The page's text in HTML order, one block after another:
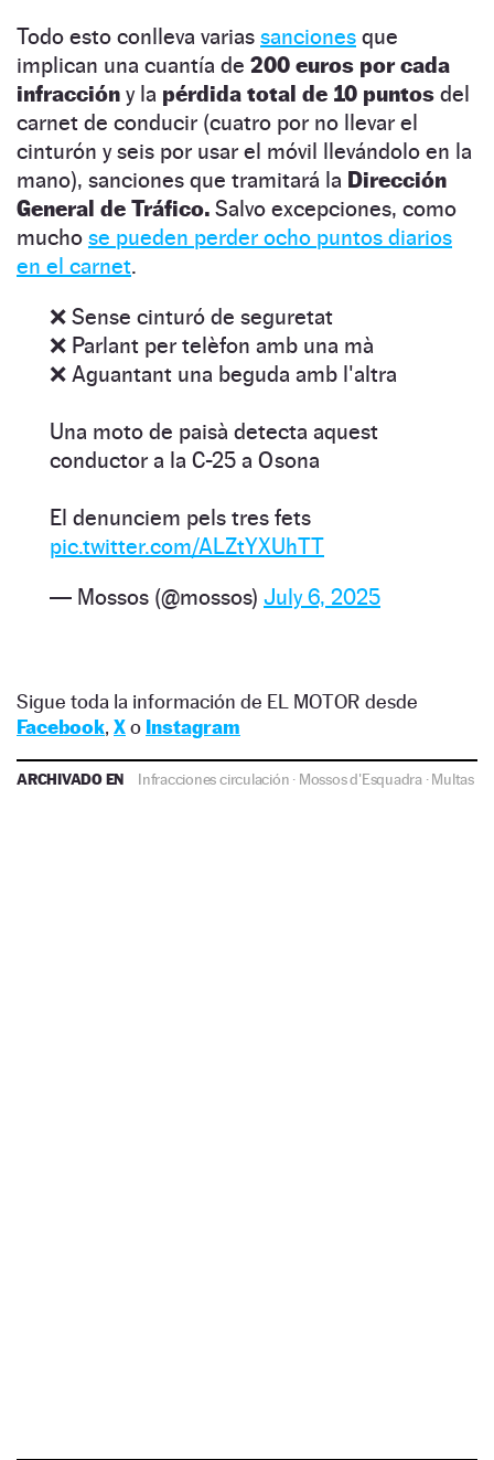
Todo esto conlleva varias sanciones que
implican una cuantía de 200 euros por cada
infracción y la pérdida total de 10 puntos del
carnet de conducir (cuatro por no llevar el
cinturón y seis por usar el móvil llevándolo en la
mano), sanciones que tramitará la Dirección
General de Tráfico. Salvo excepciones, como
mucho se pueden perder ocho puntos diarios
en el carnet.
❌ Sense cinturó de seguretat
❌ Parlant per telèfon amb una mà
❌ Aguantant una beguda amb l'altra
Una moto de paisà detecta aquest
conductor a la C-25 a Osona
El denunciem pels tres fets
pic.twitter.com/ALZtYXUhTT
— Mossos (@mossos) July 6, 2025
Sigue toda la información de EL MOTOR desde
Facebook, Xo Instagram
ARCHIVADO EN Infracciones circulación · Mossos d'Esquadra·Multas